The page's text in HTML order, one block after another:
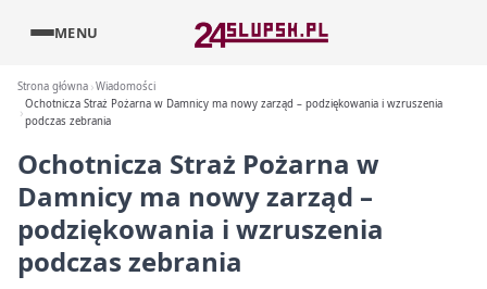
MENU
Strona główna Wiadomości
Ochotnicza Straż Pożarna w Damnicy ma nowy zarząd – podziękowania i wzruszenia
podczas zebrania
Ochotnicza Straż Pożarna w
Damnicy ma nowy zarząd –
podziękowania i wzruszenia
podczas zebrania